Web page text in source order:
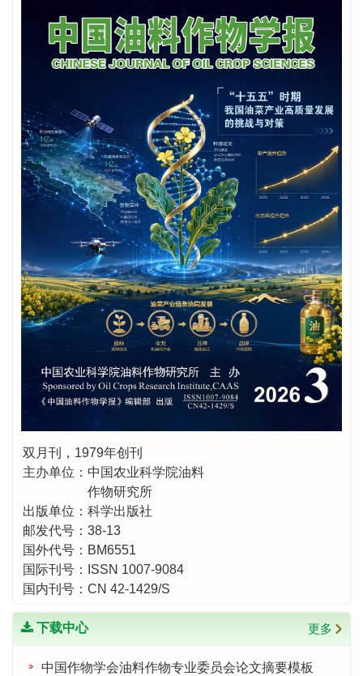
双月刊，1979年创刊
主办单位：中国农业科学院油料
作物研究所
出版单位：科学出版社
邮发代号：38-13
国外代号：BM6551
国际刊号：ISSN 1007-9084
国内刊号：CN 42-1429/S
下载中心 更多
中国作物学会油料作物专业委员会论文摘要模板